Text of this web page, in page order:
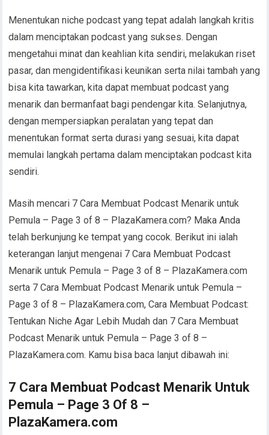
Menentukan niche podcast yang tepat adalah langkah kritis
dalam menciptakan podcast yang sukses. Dengan
mengetahui minat dan keahlian kita sendiri, melakukan riset
pasar, dan mengidentifikasi keunikan serta nilai tambah yang
bisa kita tawarkan, kita dapat membuat podcast yang
menarik dan bermanfaat bagi pendengar kita. Selanjutnya,
dengan mempersiapkan peralatan yang tepat dan
menentukan format serta durasi yang sesuai, kita dapat
memulai langkah pertama dalam menciptakan podcast kita
sendiri.
Masih mencari 7 Cara Membuat Podcast Menarik untuk
Pemula – Page 3 of 8 – PlazaKamera.com? Maka Anda
telah berkunjung ke tempat yang cocok. Berikut ini ialah
keterangan lanjut mengenai 7 Cara Membuat Podcast
Menarik untuk Pemula – Page 3 of 8 – PlazaKamera.com
serta 7 Cara Membuat Podcast Menarik untuk Pemula –
Page 3 of 8 – PlazaKamera.com, Cara Membuat Podcast:
Tentukan Niche Agar Lebih Mudah dan 7 Cara Membuat
Podcast Menarik untuk Pemula – Page 3 of 8 –
PlazaKamera.com. Kamu bisa baca lanjut dibawah ini:
7 Cara Membuat Podcast Menarik Untuk
Pemula – Page 3 Of 8 –
PlazaKamera.com